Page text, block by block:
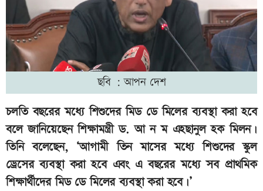
ছবি : আপন দেশ
চলতি বছরের মধ্যে শিশুদের মিড ডে মিলের ব্যবস্থা করা হবে
বলে জানিয়েছেন শিক্ষামন্ত্রী ড. আ ন ম এহছানুল হক মিলন।
তিনি বলেছেন, ‘আগামী তিন মাসের মধ্যে শিশুদের স্কুল
ড্রেসের ব্যবস্থা করা হবে এবং এ বছরের মধ্যে সব প্রাথমিক
শিক্ষার্থীদের মিড ডে মিলের ব্যবস্থা করা হবে।’